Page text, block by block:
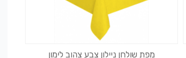
מפת שולחן ניילון צבע צהוב לימון